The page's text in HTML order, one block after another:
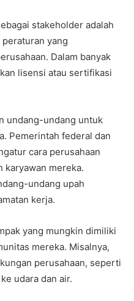
stakeholder adalah
yang
Dalam banyak
lisensi atau sertifikasi
undang-undang untuk
Pemerintah federal dan
cara perusahaan
karyawan mereka.
undang upah
kerja.
yang mungkin dimiliki
mereka. Misalnya,
perusahaan, seperti
udara dan air.